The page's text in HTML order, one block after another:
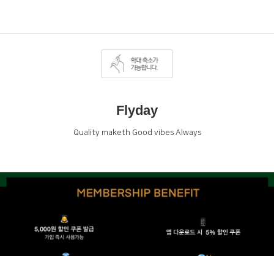
Flyday
Quality maketh Good vibes Always